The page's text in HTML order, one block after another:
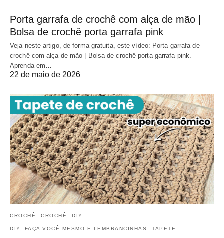
Porta garrafa de crochê com alça de mão |
Bolsa de crochê porta garrafa pink
Veja neste artigo, de forma gratuita, este vídeo: Porta garrafa de
crochê com alça de mão | Bolsa de crochê porta garrafa pink.
Aprenda em…
22 de maio de 2026
CROCHÊ CROCHÊ DIY
DIY, FAÇA VOCÊ MESMO E LEMBRANCINHAS TAPETE